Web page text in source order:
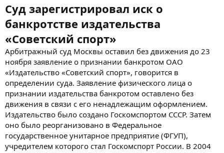
а
Суд зарегистрировал иск о
банкротстве издательства
«Советский спорт»
Арбитражный суд Москвы оставил без движения до 23
ноября заявление о признании банкротом ОАО
«Издательство «Советский спорт», говорится в
определении суда. Заявление физического лица о
признании издательства банкротом оставлено без
движения в связи с его ненадлежащим оформлением.
Издательство было создано Госкомспортом СССР. Затем
оно было реорганизовано в Федеральное
государственное унитарное предприятие (ФГУП),
учредителем которого стал Госкомспорт России. В 2004